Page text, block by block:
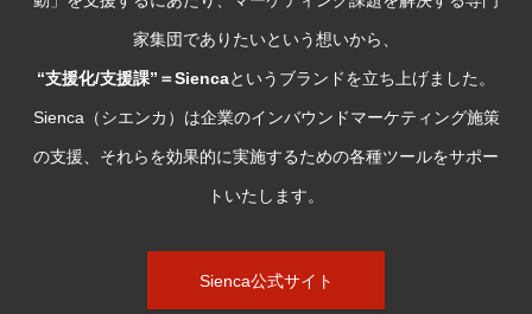
家集団でありたいという想いから、
“支援化/支援課”＝Siencaというブランドを立ち上げました。
Sienca（シエンカ）は企業のインバウンドマーケティング施策
の支援、それらを効果的に実施するための各種ツールをサポー
トいたします。
Sienca公式サイト